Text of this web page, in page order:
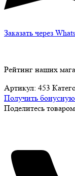
Заказать через
Рейтинг наших
Артикул: 453
Получить
Поделитесь товаром